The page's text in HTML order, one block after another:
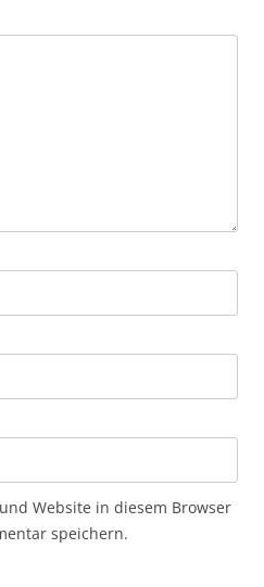
Website in diesem Browser
speichern.